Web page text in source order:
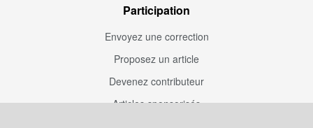
Participation
Envoyez une correction
Proposez un article
Devenez contributeur
Articles sponsorisés